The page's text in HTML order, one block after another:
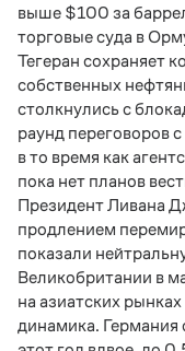
выше $100 за
торговые суда в
Тегеран сохраняет
собственных
столкнулись с
раунд переговоров
в то время как
пока нет планов
Президент Ливана
продлением
показали
Великобритании в
на азиатских
динамика. Германия